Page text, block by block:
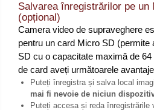
Salvarea înregistrărilor pe un
(opțional)
Camera video de supraveghere
pentru un card Micro SD (permite
SD cu o capacitate maximă de
de card aveți următoarele
Puteți înregistra și salva local
mai fi nevoie de niciun
Puteți accesa și reda